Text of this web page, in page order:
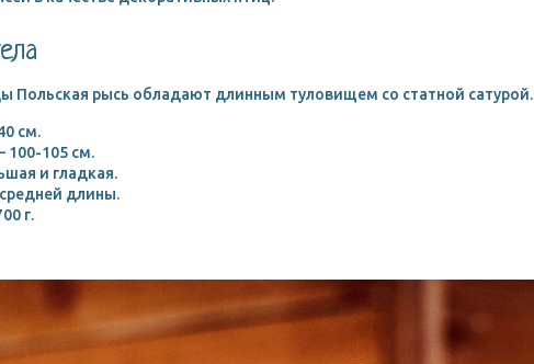
Польская рысь обладают длинным туловищем со статной сатурой.
см.
100-105 см.
и гладкая.
длины.
г.